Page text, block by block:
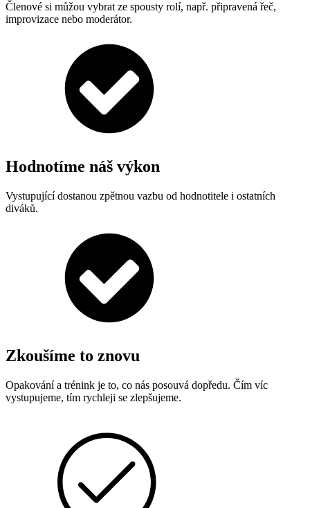
Členové si můžou vybrat ze spousty rolí, např. připravená řeč,
improvizace nebo moderátor.
Hodnotíme náš výkon
Vystupující dostanou zpětnou vazbu od hodnotitele i ostatních
diváků.
Zkoušíme to znovu
Opakování a trénink je to, co nás posouvá dopředu. Čím víc
vystupujeme, tím rychleji se zlepšujeme.